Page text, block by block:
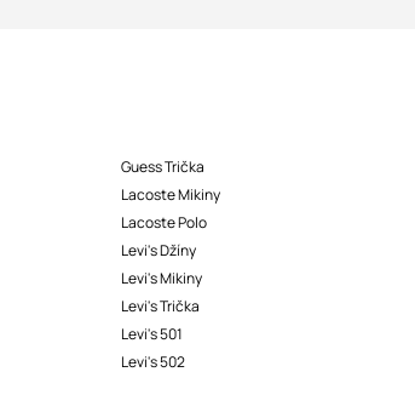
Guess Trička
Lacoste Mikiny
Lacoste Polo
Levi's Džíny
Levi's Mikiny
Levi's Trička
Levi's 501
Levi's 502